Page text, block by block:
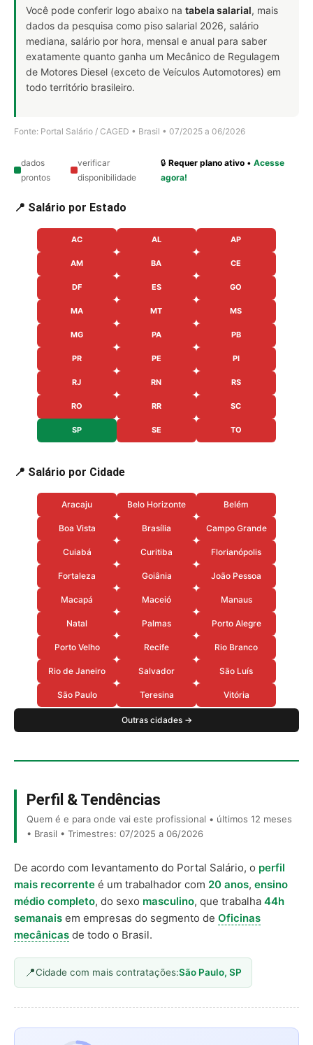
Você pode conferir logo abaixo na tabela salarial, mais
dados da pesquisa como piso salarial 2026, salário
mediana, salário por hora, mensal e anual para saber
exatamente quanto ganha um Mecânico de Regulagem
de Motores Diesel (exceto de Veículos Automotores) em
todo território brasileiro.
Fonte: Portal Salário / CAGED • Brasil • 07/2025 a 06/2026
dados
prontos
verificar
disponibilidade
🔒Requer plano ativo •Acesse
agora!
📍 Salário por Estado
AC AL AP
AM BA CE
DF ES GO
MA MT MS
MG PA PB
PR PE PI
RJ RN RS
RO RR SC
SP SE TO
📍 Salário por Cidade
Aracaju Belo Horizonte Belém
Boa Vista Brasília Campo Grande
Cuiabá Curitiba Florianópolis
Fortaleza Goiânia João Pessoa
Macapá Maceió Manaus
Natal Palmas Porto Alegre
Porto Velho Recife Rio Branco
Rio de Janeiro Salvador São Luís
São Paulo Teresina Vitória
Outras cidades →
Perfil & Tendências
Quem é e para onde vai este profissional • últimos 12 meses
• Brasil • Trimestres: 07/2025 a 06/2026
De acordo com levantamento do Portal Salário, o perfil
mais recorrente é um trabalhador com 20 anos, ensino
médio completo, do sexo masculino, que trabalha 44h
semanais em empresas do segmento de Oficinas
mecânicas de todo o Brasil.
Cidade com mais contratações:São Paulo, SP